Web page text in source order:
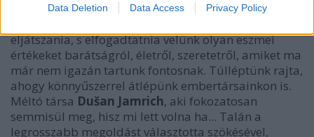
Data Deletion Data Access Privacy Policy
Henrik szerepe, hisz egy évtizedekig "tetszhalott"
eljátszania, s elfogadtatnia velünk olyan eszmei
értékeket barátságról, életről, szeretetről, amiket ma
már nem igazán tartunk fontosnak. Túlléptünk rajta,
ahogy könnyűszerrel átlépünk embertársainkon is.
Méltó társa Dušan Jamrich, aki fokozatosan
semmisül meg, hisz mi lett volna ha... Talán a
legrosszabb megoldást választotta szökésével,